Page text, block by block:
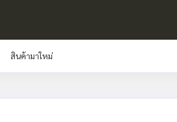
สินค้ามาใหม่